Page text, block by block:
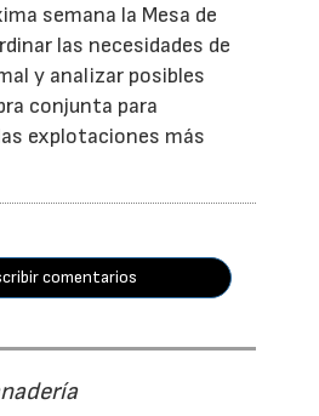
semana la Mesa de
las necesidades de
y analizar posibles
conjunta para
explotaciones más
comentarios